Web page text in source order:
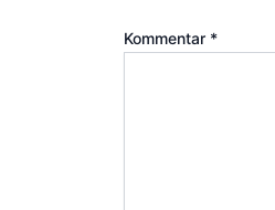
Kommentar *